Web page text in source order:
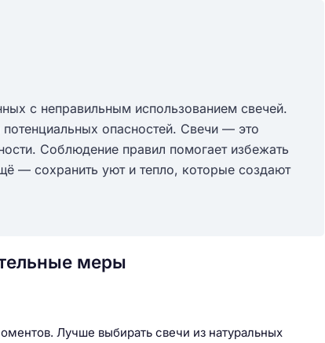
с неправильным использованием свечей.
опасностей. Свечи — это
Соблюдение правил помогает избежать
— сохранить уют и тепло, которые создают
меры
Лучше выбирать свечи из натуральных